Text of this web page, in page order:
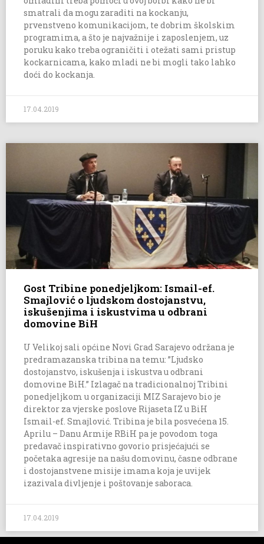
smatrali da mogu zaraditi na kockanju,
prvenstveno komunikacijom, te dobrim školskim
programima, a što je najvažnije i zaposlenjem, uz
poruku kako treba ograničiti i otežati sami pristup
kockarnicama, kako mladi ne bi mogli tako lahko
doći do kockanja.
17.04.2019
Gost Tribine ponedjeljkom: Ismail-ef.
Smajlović o ljudskom dostojanstvu,
iskušenjima i iskustvima u odbrani
domovine BiH
U Velikoj sali općine Novi Grad Sarajevo održana je
predramazanska tribina na temu: ”Ljudsko
dostojanstvo, iskušenja i iskustva u odbrani
domovine BiH.” Izlagač na tradicionalnoj Tribini
ponedjeljkom u organizaciji MIZ Sarajevo bio je
direktor za vjerske poslove Rijaseta IZ u BiH
Ismail-ef. Smajlović. Tribina je bila posvećena 15.
Aprilu – Danu Armije RBiH pa je povodom toga
predavač inspirativno govorio prisjećajući se
početaka agresije na našu domovinu, časne odbrane
i dostojanstvene misije imama koja je uvijek
izazivala divljenje i poštovanje saboraca.
17.04.2019